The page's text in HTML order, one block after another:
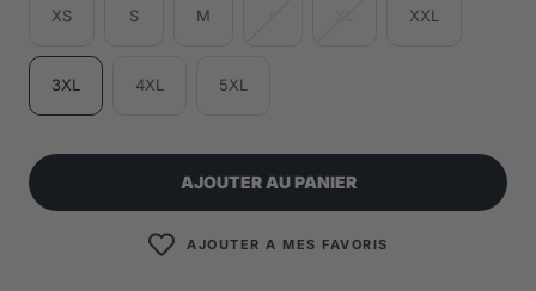
XS S M XXL
3XL 4XL 5XL
AJOUTER AU PANIER
AJOUTER A MES FAVORIS